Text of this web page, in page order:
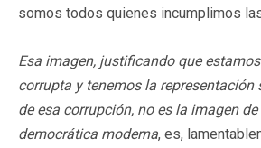
somos todos quienes incumplimos
Esa imagen, justificando que
corrupta y tenemos la
de esa corrupción, no es la imagen
democrática moderna, es,